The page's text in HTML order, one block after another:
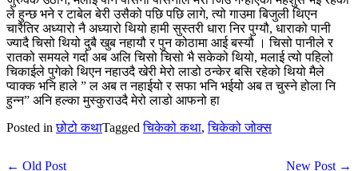
ले हुन्छ भने र टाबेल बेरी उसैको पछि पछि लागे, त्यो गाउमा बिजुली थिएन
चारैतिर अध्यारो नै अध्यारो थियो हामी सुस्तरी धारा निर पुग्यौ, धाराको पानी
ज्यादै चिसो थियो दुबै खुब नहायौ र पुन कोठामा आई बस्यौ । चिसो पानीले र
रातको समयले गर्दा अब अलि चिसो चिसो भै सकेको थियो, मलाई त्यो पहिलो
चिकाईले पुगेको थिएन नहाउदै खेरी मेरो लाडो ठन्केर बसि रहेको थियो मैले
प्वाक्क भनि हाले ” ल अब त नहाईयो र सफा भनि भईयो अब त चुस्ने होला नि
हुन्न” अनि हल्का मुस्कुराउदै मेरो लाडो आफनो हा
Posted inछोटो कथाTaggedचिकेको कथा,चिकेको जोक्स
← Old Post New Post →